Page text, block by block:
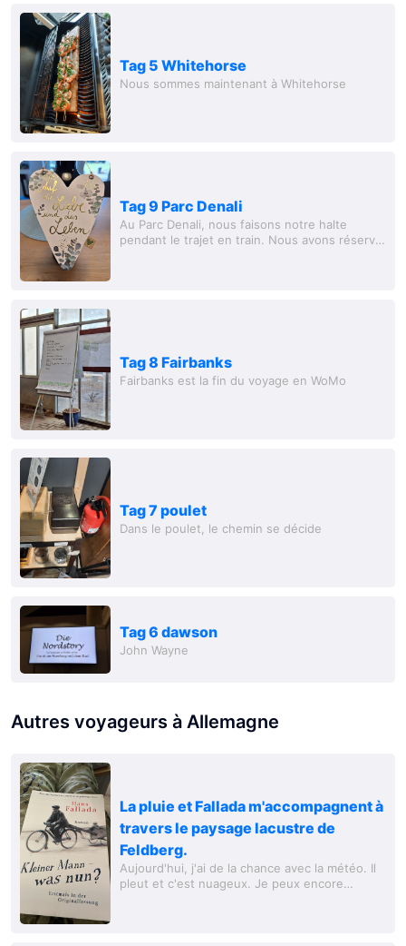
Tag 5 Whitehorse
Nous sommes maintenant à Whitehorse
Tag 9 Parc Denali
Au Parc Denali, nous faisons notre halte
pendant le trajet en train. Nous avons réservé
Tag 8 Fairbanks
Fairbanks est la fin du voyage en WoMo
Tag 7 poulet
Dans le poulet, le chemin se décide
Tag 6 dawson
John Wayne
Autres voyageurs à Allemagne
La pluie et Fallada m'accompagnent à
travers le paysage lacustre de
Feldberg.
Aujourd'hui, j'ai de la chance avec la météo. Il
pleut et c'est nuageux. Je peux encore